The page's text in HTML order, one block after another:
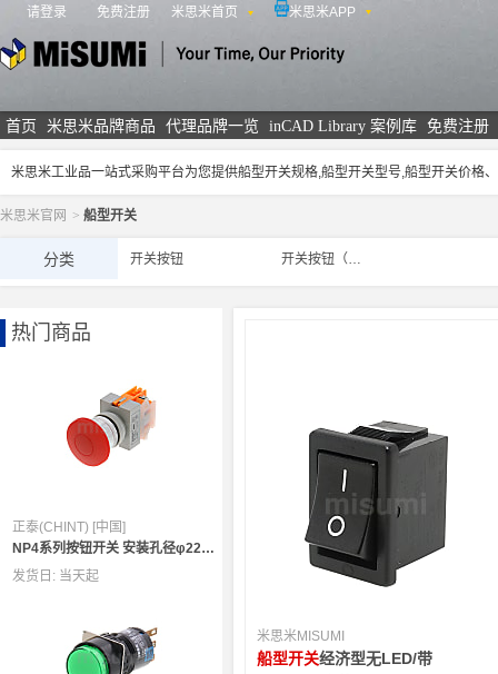
请登录 免费注册 米思米首页 米思米APP
首页 米思米品牌商品 代理品牌一览 inCAD Library 案例库 免费注册
米思米工业品一站式采购平台为您提供船型开关规格,船型开关型号,船型开关价
米思米官网 > 船型开关
分类 开关按钮 开关按钮（选购件/其他）
热门商品
正泰(CHINT) [中国]
NP4系列按钮开关 安装孔径φ22mm
发货日: 当天起
米思米MISUMI
船型开关经济型无LED/带